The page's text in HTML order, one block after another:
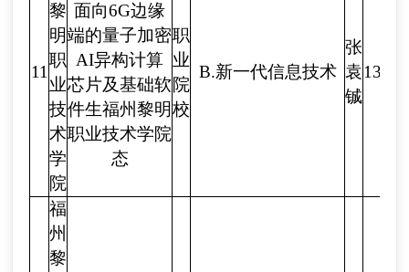
11
黎
明
职
业
技
术
学
院
面向6G边缘
端的量子加密
AI异构计算
芯片及基础软
件生福州黎明
职业技术学院
态
职
业
院
校
B.新一代信息技术
张
袁
铖
福
州
黎